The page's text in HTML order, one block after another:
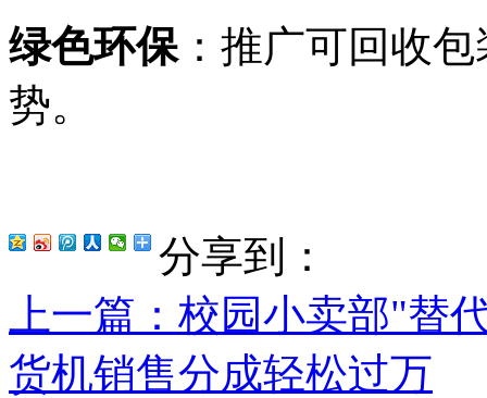
绿色环保：推广可回收
势。
分享到：
上一篇 ：校园小卖部"替
货机销售分成轻松过万